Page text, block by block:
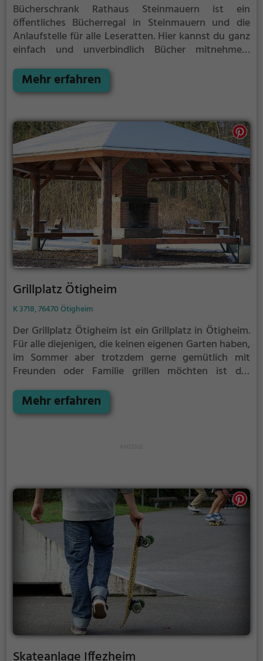
Bücherschrank Rathaus Steinmauern ist ein
öffentliches Bücherregal in Steinmauern und die
Anlaufstelle für alle Leseratten. Hier kannst du ganz
einfach und unverbindlich Bücher mitnehmen,
Mehr erfahren
Grillplatz Ötigheim
K 3718, 76470 Ötigheim
Der Grillplatz Ötigheim ist ein Grillplatz in Ötigheim.
Für alle diejenigen, die keinen eigenen Garten haben,
im Sommer aber trotzdem gerne gemütlich mit
Freunden oder Familie grillen möchten ist der
Holz.
Mehr erfahren